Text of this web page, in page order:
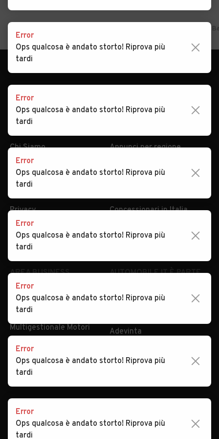
Auto usate in vendita
Chi Siamo
Serve aiuto?
Dati identificativi
Privacy
Impostazioni Privacy
Security
Annunci per regione
Tutte le auto usate
Concessionari in Italia
Valutazione auto
AREA BUSINESS
Registrazione
concessionario
Multigestionale Motori
AUTOMOBILE.IT È PARTE
subito.it
Adevinta
SEGUICI
Copyright © 2023 Marktplaats B.V. Tutti i diritti riservati.
Marktplaats B.V. - P.IVA 803.603.307.B.01
Error
Ops qualcosa è andato storto! Riprova più
tardi
Error
Ops qualcosa è andato storto! Riprova più
tardi
Error
Ops qualcosa è andato storto! Riprova più
tardi
Error
Ops qualcosa è andato storto! Riprova più
tardi
Error
Ops qualcosa è andato storto! Riprova più
tardi
Error
Ops qualcosa è andato storto! Riprova più
tardi
Error
Ops qualcosa è andato storto! Riprova più
tardi